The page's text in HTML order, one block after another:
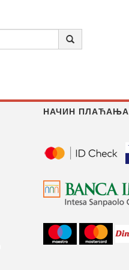
НАЧИН ПЛАЋАЊА